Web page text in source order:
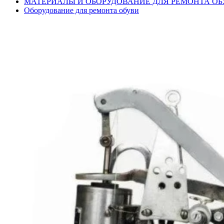
Оборудование для ремонта обуви